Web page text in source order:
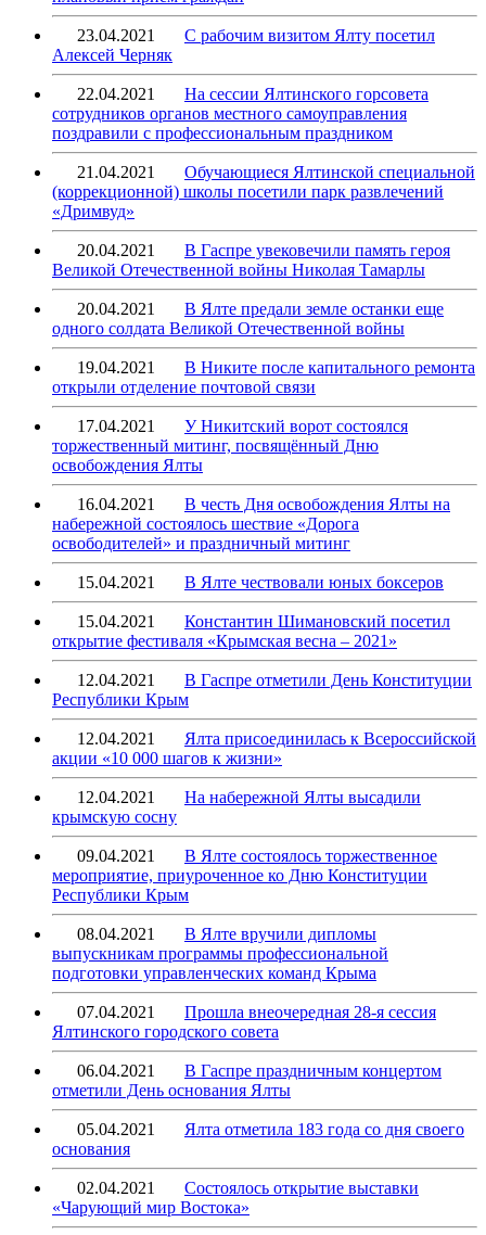
23.04.2021
С рабочим визитом Ялту посетил
Алексей Черняк
22.04.2021
На сессии Ялтинского горсовета
сотрудников органов местного самоуправления
поздравили с профессиональным праздником
21.04.2021
Обучающиеся Ялтинской специальной
(коррекционной) школы посетили парк развлечений
«Дримвуд»
20.04.2021
В Гаспре увековечили память героя
Великой Отечественной войны Николая Тамарлы
20.04.2021
В Ялте предали земле останки еще
одного солдата Великой Отечественной войны
19.04.2021
В Никите после капитального ремонта
открыли отделение почтовой связи
17.04.2021
У Никитский ворот состоялся
торжественный митинг, посвящённый Дню
освобождения Ялты
16.04.2021
В честь Дня освобождения Ялты на
набережной состоялось шествие «Дорога
освободителей» и праздничный митинг
15.04.2021 В Ялте чествовали юных боксеров
15.04.2021
Константин Шимановский посетил
открытие фестиваля «Крымская весна – 2021»
12.04.2021
В Гаспре отметили День Конституции
Республики Крым
12.04.2021
Ялта присоединилась к Всероссийской
акции «10 000 шагов к жизни»
12.04.2021
На набережной Ялты высадили
крымскую сосну
09.04.2021
В Ялте состоялось торжественное
мероприятие, приуроченное ко Дню Конституции
Республики Крым
08.04.2021
В Ялте вручили дипломы
выпускникам программы профессиональной
подготовки управленческих команд Крыма
07.04.2021
Прошла внеочередная 28-я сессия
Ялтинского городского совета
06.04.2021
В Гаспре праздничным концертом
отметили День основания Ялты
05.04.2021
Ялта отметила 183 года со дня своего
основания
02.04.2021
Состоялось открытие выставки
«Чарующий мир Востока»